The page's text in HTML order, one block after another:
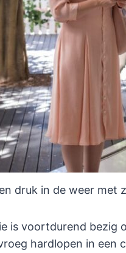
druk in de weer met
is voortdurend bezig
hardlopen in